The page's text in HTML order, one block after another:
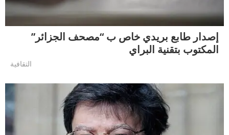
إصدار طابع بريدي خاص ب “مصحف الجزائر”
المكتوب بتقنية البراي
التقافية